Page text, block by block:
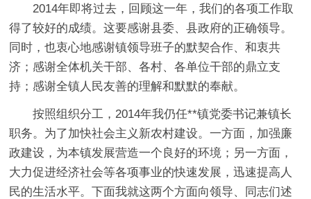
2014年即将过去，回顾这一年，我们的各项工作取
得了较好的成绩。这要感谢县委、县政府的正确领导。
同时，也衷心地感谢镇领导班子的默契合作、和衷共
济；感谢全体机关干部、各村、各单位干部的鼎立支
持；感谢全镇人民友善的理解和默默的奉献。
按照组织分工，2014年我仍任**镇党委书记兼镇长
职务。为了加快社会主义新农村建设。一方面，加强廉
政建设，为本镇发展营造一个良好的环境；另一方面，
大力促进经济社会等各项事业的快速发展，迅速提高人
民的生活水平。下面我就这两个方面向领导、同志们述